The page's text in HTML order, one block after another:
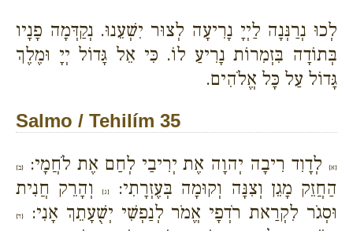
לְכוּ נְרַנְּנָה לַיְיָ נָרִיעָה לְצוּר יִשְׁעֵנוּ. נְקַדְּמָה פָנָיו
בְּתוֹדָה בִּזְמִרוֹת נָרִיעַ לוֹ. כִּי אֵל גָּדוֹל יְיָ וּמֶלֶךְ
גָּדוֹל עַל כָּל אֱלֹהִים.
Salmo / Tehilím 35
{א} לְדָוִד רִיבָה יְהוָה אֶת יְרִיבַי לְחַם אֶת לֹחֲמָי: {ב}
הַחֲזֵק מָגֵן וְצִנָּה וְקוּמָה בְּעֶזְרָתִי: {ג}וְהָרֵק חֲנִית
וּסְגֹר לִקְרַאת רֹדְפָי אֱמֹר לְנַפְשִׁי יְשֻׁעָתֵךְ אָנִי:
{ד}